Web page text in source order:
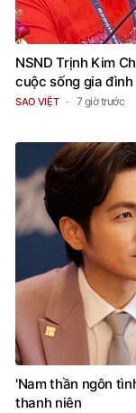
NSND Trịnh Kim
cuộc sống gia đình
SAO VIỆT 7 giờ trước
'Nam thần ngôn
thanh niên